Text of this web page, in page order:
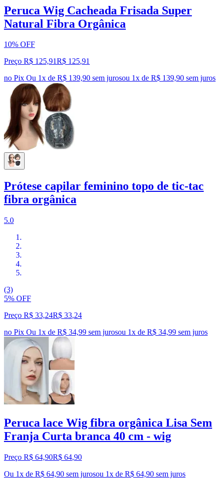
Peruca Wig Cacheada Frisada Super
Natural Fibra Orgânica
10% OFF
Preço R$ 125,91R$ 125,91
no Pix Ou 1x de R$ 139,90 sem jurosou 1x de R$ 139,90 sem juros
Prótese capilar feminino topo de tic-tac
fibra orgânica
5.0
(3)
5% OFF
Preço R$ 33,24R$ 33,24
no Pix Ou 1x de R$ 34,99 sem jurosou 1x de R$ 34,99 sem juros
Peruca lace Wig fibra orgânica Lisa Sem
Franja Curta branca 40 cm - wig
Preço R$ 64,90R$ 64,90
Ou 1x de R$ 64,90 sem jurosou 1x de R$ 64,90 sem juros